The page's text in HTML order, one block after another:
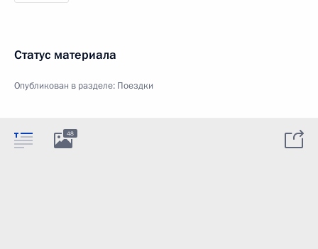
Статус материала
Опубликован в разделе: Поездки
48